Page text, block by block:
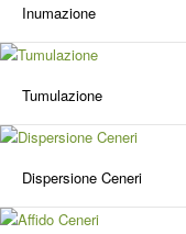
Inumazione
Tumulazione
Dispersione Ceneri